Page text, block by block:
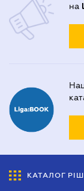
на
КАТАЛОГ